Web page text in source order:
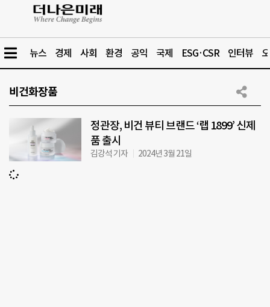
뉴스 경제 사회 환경 공익 국제 ESG·CSR 인터뷰
비건화장품
정관장, 비건 뷰티 브랜드 ‘랩 1899’ 신제
품 출시
김강석 기자 2024년 3월 21일